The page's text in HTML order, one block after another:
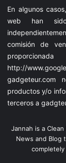
En algunos
web han
comisión de
http://
gadgeteur.com
productos y/o
terceros a
Jannah is a
News and Blog